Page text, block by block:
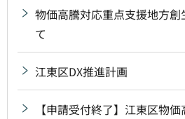
物価高騰対応重点支援地方
て
江東区DX推進計画
【申請受付終了】江東区物